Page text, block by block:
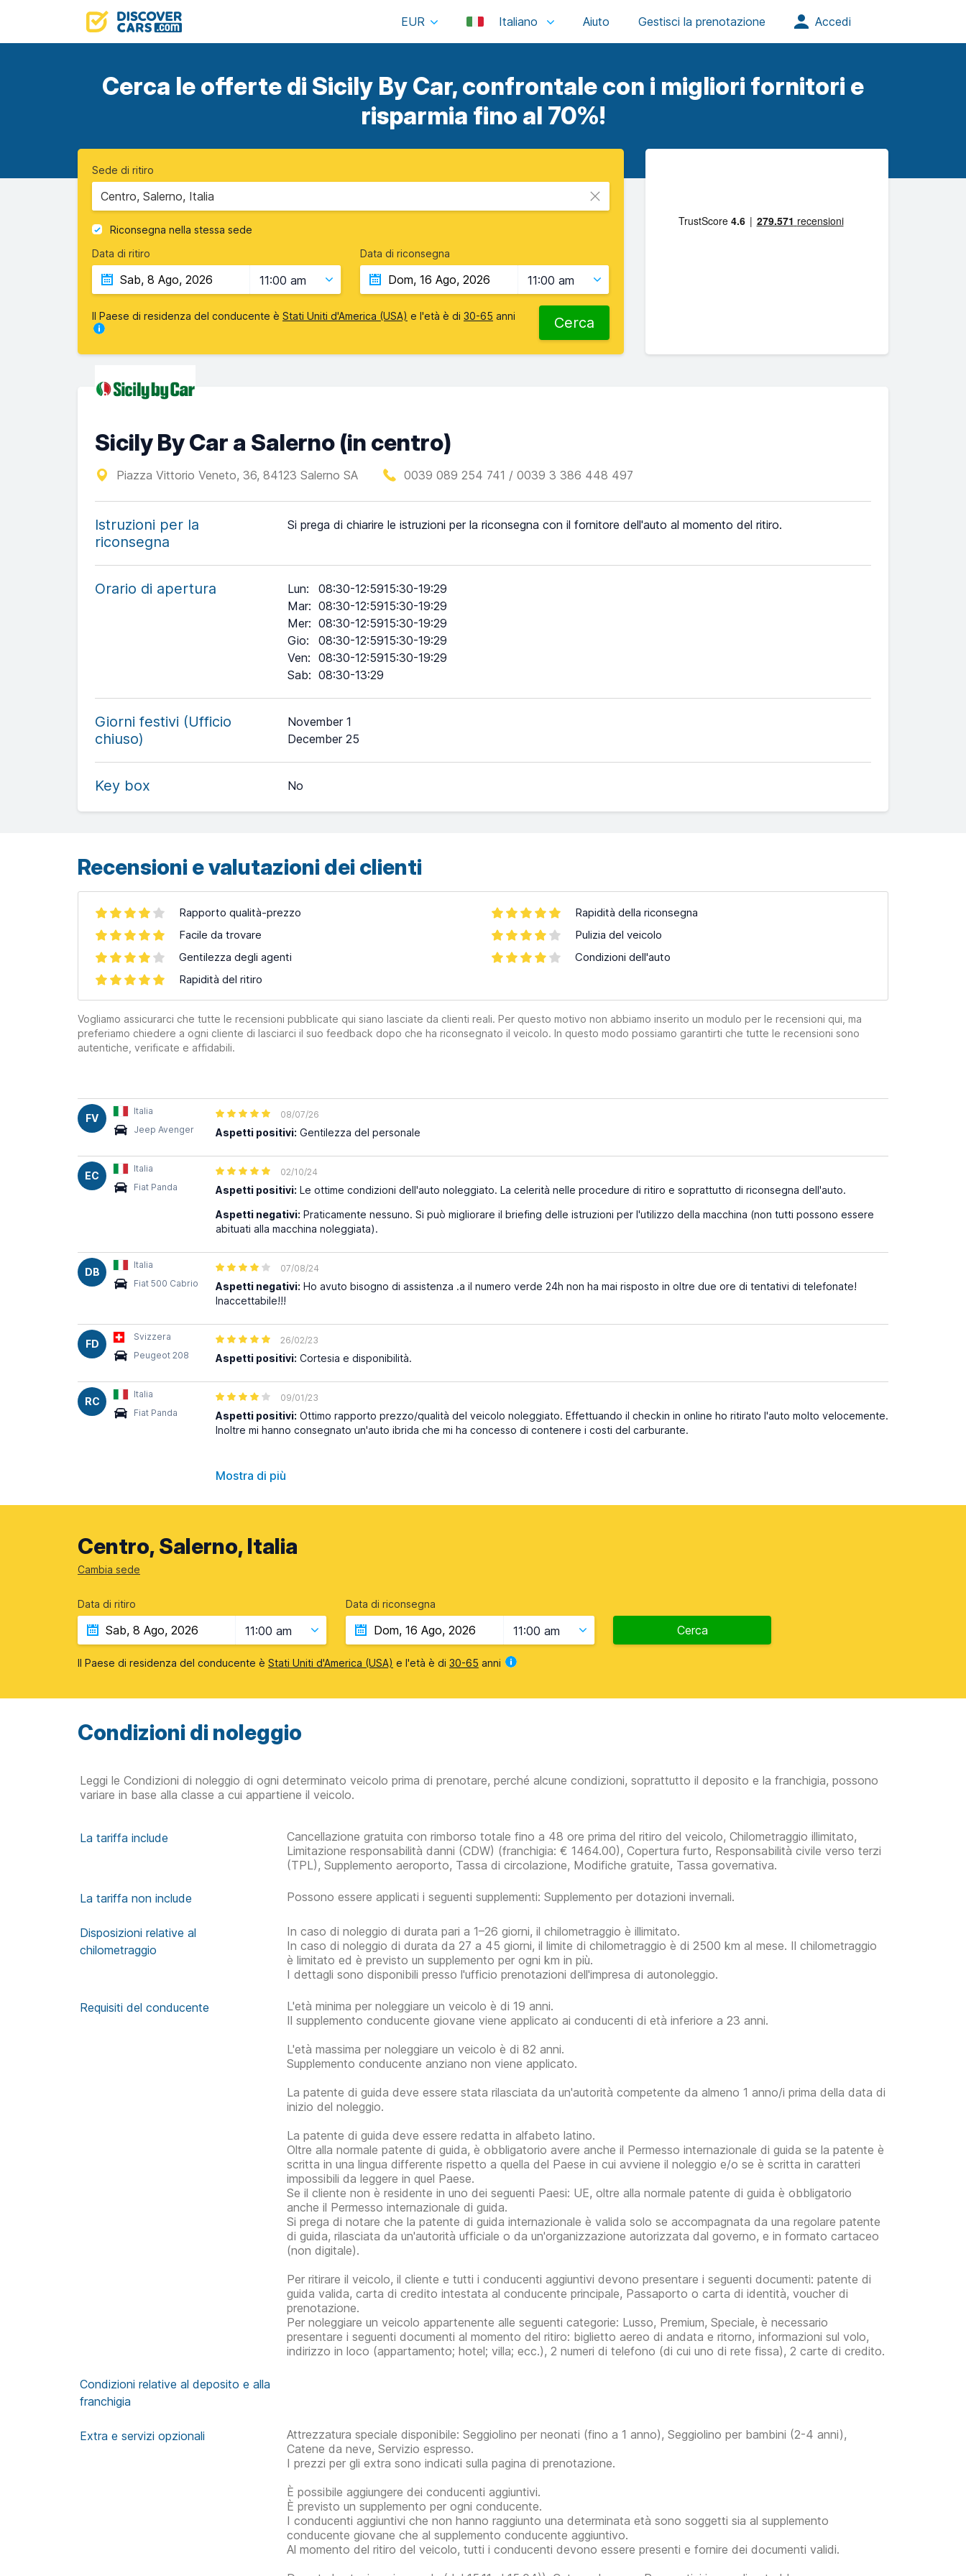
EUR Italiano
Cerca le offerte di Sicily By Car, confrontale con i migliori fornitori e
risparmia fino al 70%!
Sede di ritiro
Centro, Salerno, Italia
Riconsegna nella stessa sede
Data di ritiro
11:00 am
Data di riconsegna
11:00 am
Il Paese di residenza del conducente è Stati Uniti d'America (USA) e l'età è di 30-65 anni Cerca
Sicily By Car a Salerno (in centro)
Piazza Vittorio Veneto, 36, 84123 Salerno SA 0039 089 254 741 / 0039 3 386 448 497
Istruzioni per la
riconsegna
Si prega di chiarire le istruzioni per la riconsegna con il fornitore dell'auto al momento del ritiro.
Orario di apertura Lun:
08:30-12:5915:30-19:29
Mar: 08:30-12:5915:30-19:29
Mer: 08:30-12:5915:30-19:29
Gio:
08:30-12:5915:30-19:29
Ven: 08:30-12:5915:30-19:29
Sab: 08:30-13:29
Giorni festivi (Ufficio
chiuso)
November 1
December 25
Key box No
Recensioni e valutazioni dei clienti
Rapporto qualità-prezzo
Facile da trovare
Gentilezza degli agenti
Rapidità del ritiro
Rapidità della riconsegna
Pulizia del veicolo
Condizioni dell'auto
Vogliamo assicurarci che tutte le recensioni pubblicate qui siano lasciate da clienti reali. Per questo motivo non abbiamo inserito un modulo per le recensioni qui, ma
preferiamo chiedere a ogni cliente di lasciarci il suo feedback dopo che ha riconsegnato il veicolo. In questo modo possiamo garantirti che tutte le recensioni sono
autentiche, verificate e affidabili.
FV
Italia
Jeep Avenger
08/07/26
Aspetti positivi: Gentilezza del personale
EC
Italia
Fiat Panda
02/10/24
Aspetti positivi: Le ottime condizioni dell'auto noleggiato. La celerità nelle procedure di ritiro e soprattutto di riconsegna dell'auto.
Aspetti negativi: Praticamente nessuno. Si può migliorare il briefing delle istruzioni per l'utilizzo della macchina (non tutti possono essere
abituati alla macchina noleggiata).
DB
Italia
Fiat 500 Cabrio
07/08/24
Aspetti negativi: Ho avuto bisogno di assistenza .a il numero verde 24h non ha mai risposto in oltre due ore di tentativi di telefonate!
Inaccettabile!!!
FD
Svizzera
Peugeot 208
26/02/23
Aspetti positivi: Cortesia e disponibilità.
RC
Italia
Fiat Panda
09/01/23
Aspetti positivi: Ottimo rapporto prezzo/qualità del veicolo noleggiato. Effettuando il checkin in online ho ritirato l'auto molto velocemente.
Inoltre mi hanno consegnato un'auto ibrida che mi ha concesso di contenere i costi del carburante.
Mostra di più
Centro, Salerno, Italia
Cambia sede
Data di ritiro
11:00 am
Data di riconsegna
11:00 am Cerca
Il Paese di residenza del conducente è Stati Uniti d'America (USA) e l'età è di 30-65 anni
Condizioni di noleggio
Leggi le Condizioni di noleggio di ogni determinato veicolo prima di prenotare, perché alcune condizioni, soprattutto il deposito e la franchigia, possono
variare in base alla classe a cui appartiene il veicolo.
La tariffa include
Cancellazione gratuita con rimborso totale fino a 48 ore prima del ritiro del veicolo, Chilometraggio illimitato,
Limitazione responsabilità danni (CDW) (franchigia: € 1464.00), Copertura furto, Responsabilità civile verso terzi
(TPL), Supplemento aeroporto, Tassa di circolazione, Modifiche gratuite, Tassa governativa.
La tariffa non include Possono essere applicati i seguenti supplementi: Supplemento per dotazioni invernali.
Disposizioni relative al
chilometraggio
In caso di noleggio di durata pari a 1–26 giorni, il chilometraggio è illimitato.
In caso di noleggio di durata da 27 a 45 giorni, il limite di chilometraggio è di 2500 km al mese. Il chilometraggio
è limitato ed è previsto un supplemento per ogni km in più.
I dettagli sono disponibili presso l'ufficio prenotazioni dell'impresa di autonoleggio.
Requisiti del conducente
L'età minima per noleggiare un veicolo è di 19 anni.
Il supplemento conducente giovane viene applicato ai conducenti di età inferiore a 23 anni.
L'età massima per noleggiare un veicolo è di 82 anni.
Supplemento conducente anziano non viene applicato.
La patente di guida deve essere stata rilasciata da un'autorità competente da almeno 1 anno/i prima della data di
inizio del noleggio.
La patente di guida deve essere redatta in alfabeto latino.
Oltre alla normale patente di guida, è obbligatorio avere anche il Permesso internazionale di guida se la patente è
scritta in una lingua differente rispetto a quella del Paese in cui avviene il noleggio e/o se è scritta in caratteri
impossibili da leggere in quel Paese.
Se il cliente non è residente in uno dei seguenti Paesi: UE, oltre alla normale patente di guida è obbligatorio
anche il Permesso internazionale di guida.
Si prega di notare che la patente di guida internazionale è valida solo se accompagnata da una regolare patente
di guida, rilasciata da un'autorità ufficiale o da un'organizzazione autorizzata dal governo, e in formato cartaceo
(non digitale).
Per ritirare il veicolo, il cliente e tutti i conducenti aggiuntivi devono presentare i seguenti documenti: patente di
guida valida, carta di credito intestata al conducente principale, Passaporto o carta di identità, voucher di
prenotazione.
Per noleggiare un veicolo appartenente alle seguenti categorie: Lusso, Premium, Speciale, è necessario
presentare i seguenti documenti al momento del ritiro: biglietto aereo di andata e ritorno, informazioni sul volo,
indirizzo in loco (appartamento; hotel; villa; ecc.), 2 numeri di telefono (di cui uno di rete fissa), 2 carte di credito.
Condizioni relative al deposito e alla
franchigia
Extra e servizi opzionali
Attrezzatura speciale disponibile: Seggiolino per neonati (fino a 1 anno), Seggiolino per bambini (2-4 anni),
Catene da neve, Servizio espresso.
I prezzi per gli extra sono indicati sulla pagina di prenotazione.
È possibile aggiungere dei conducenti aggiuntivi.
È previsto un supplemento per ogni conducente.
I conducenti aggiuntivi che non hanno raggiunto una determinata età sono soggetti sia al supplemento
conducente giovane che al supplemento conducente aggiuntivo.
Al momento del ritiro del veicolo, tutti i conducenti devono essere presenti e fornire dei documenti validi.